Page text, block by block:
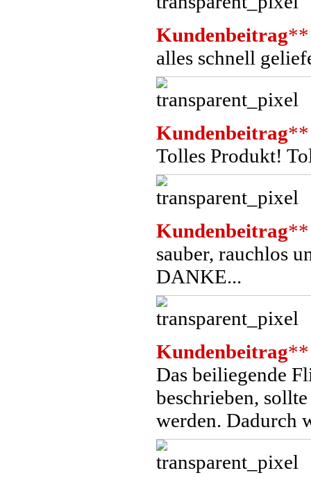
Kundenbeitrag**
alles schnell
Kundenbeitrag**
Tolles Produkt!
Kundenbeitrag**
sauber, rauchlos
DANKE...
Kundenbeitrag**
Das beiliegende
beschrieben,
werden. Dadurch